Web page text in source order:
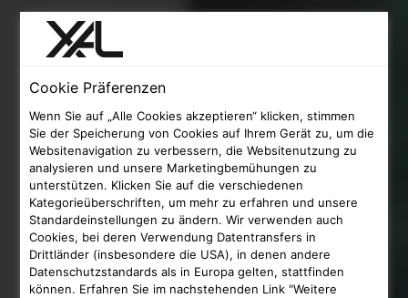
Cookie Präferenzen
Wenn Sie auf „Alle Cookies akzeptieren“ klicken, stimmen
Sie der Speicherung von Cookies auf Ihrem Gerät zu, um die
Websitenavigation zu verbessern, die Websitenutzung zu
analysieren und unsere Marketingbemühungen zu
unterstützen. Klicken Sie auf die verschiedenen
Kategorieüberschriften, um mehr zu erfahren und unsere
Standardeinstellungen zu ändern. Wir verwenden auch
Cookies, bei deren Verwendung Datentransfers in
Drittländer (insbesondere die USA), in denen andere
Datenschutzstandards als in Europa gelten, stattfinden
können. Erfahren Sie im nachstehenden Link "Weitere